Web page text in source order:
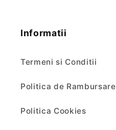
Informatii
Termeni si Conditii
Politica de Rambursare
Politica Cookies